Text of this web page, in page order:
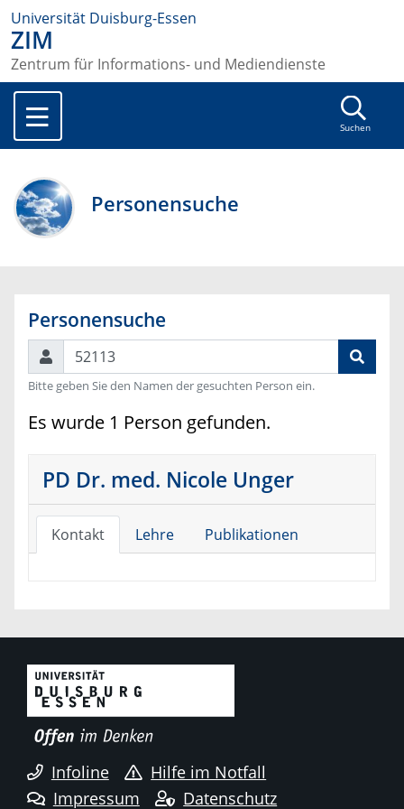
Universität Duisburg-Essen
ZIM
Zentrum für Informations- und Mediendienste
Suchen
Personensuche
Personensuche
Suchen
Bitte geben Sie den Namen der gesuchten Person ein.
Es wurde 1 Person gefunden.
PD Dr. med. Nicole Unger
Kontakt Lehre Publikationen
Infoline
Hilfe im Notfall
Impressum
Datenschutz